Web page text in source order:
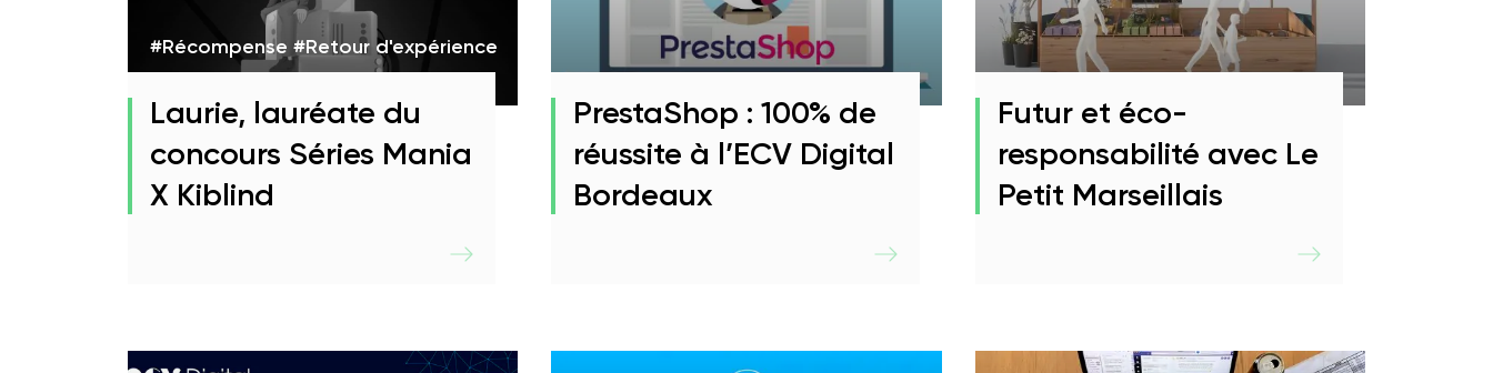
#Récompense #Retour d'expérience
Laurie, lauréate du
concours Séries Mania
X Kiblind
PrestaShop : 100% de
réussite à l’ECV Digital
Bordeaux
Futur et éco-
responsabilité avec Le
Petit Marseillais